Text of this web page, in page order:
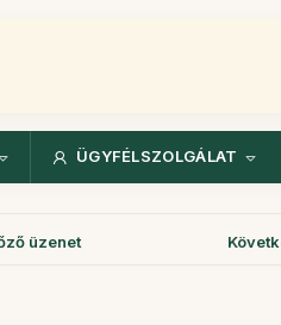
ÜGYFÉLSZOLGÁLAT
üzenet